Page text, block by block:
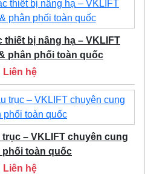
thiết bị nâng hạ – VKLIFT
phân phối toàn quốc
Liên hệ
– VKLIFT chuyên cung
phối toàn quốc
Liên hệ